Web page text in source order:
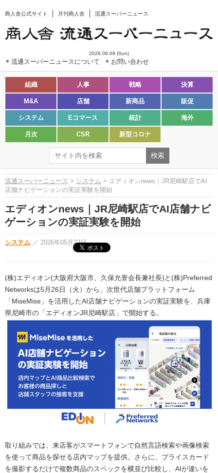
商人舎公式サイト 月刊商人舎 流通スーパーニュース
2026.08.09 (Sun)
流通スーパーニュースについて お問い合わせ
組織 人事 戦略 決算
M&A 店舗 新商品 販促
システム Eコマース 統計 海外
月次 CSR 新型コロナ
流通スーパーニュース > システム > エディオンnews｜JR尼崎駅店でAI
店舗ナビゲーションの実証実験を開始
エディオンnews｜JR尼崎駅店でAI店舗ナビ
ゲーションの実証実験を開始
システム ／ 2026年05月22日
(株)エディオン(大阪府大阪市、久保允誉会長兼社長)と(株)Preferred
Networksは5月26日（火）から、次世代店舗プラットフォーム
「MiseMise」を活用したAI店舗ナビゲーションの実証実験を、兵庫
県尼崎市の「エディオンJR尼崎駅店」で開始する。
取り組みでは、来店客がスマートフォンで自然言語検索や画像検索
を使って商品を探せる店内マップを提供。さらに、プライスカード
を撮影するだけで複数商品のスペックを横並び比較し、AIが違いを